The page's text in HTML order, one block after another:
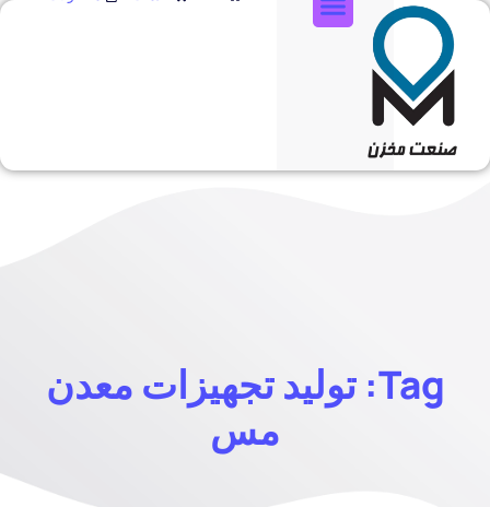
Tag: تولید تجهیزات معدن
مس